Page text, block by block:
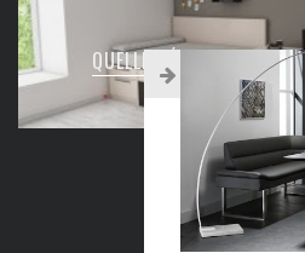
QUELLE DÉCO POUR UNE
Juil 30, 2018